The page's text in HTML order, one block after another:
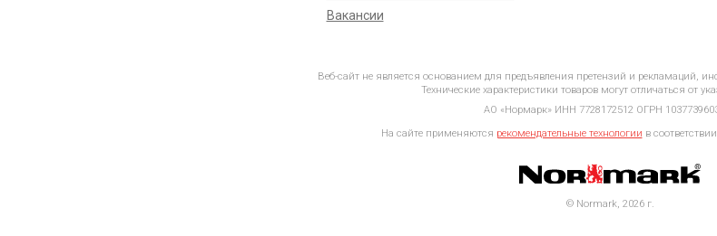
Вакансии
Веб-сайт не является основанием для предъявления претензий и рекламаций,
Технические характеристики товаров могут отличаться от
АО «Нормарк» ИНН 7728172512 ОГРН
На сайте применяются рекомендательные технологии в
© Normark, 2026 г.